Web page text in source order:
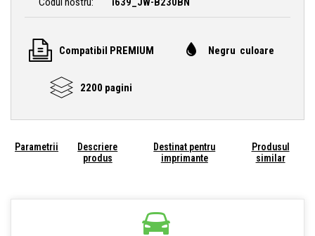
Compatibil PREMIUM Negru culoare
2200 pagini
Parametrii
Descriere
produs
Destinat pentru
imprimante
Produsul
similar